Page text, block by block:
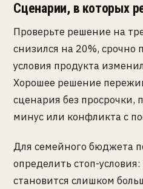
Сценарии, в которых
Проверьте решение на
снизился на 20%, срочно
условия продукта
Хорошее решение
сценария без просрочки,
минус или конфликта с
Для семейного бюджета
определить стоп-
становится слишком